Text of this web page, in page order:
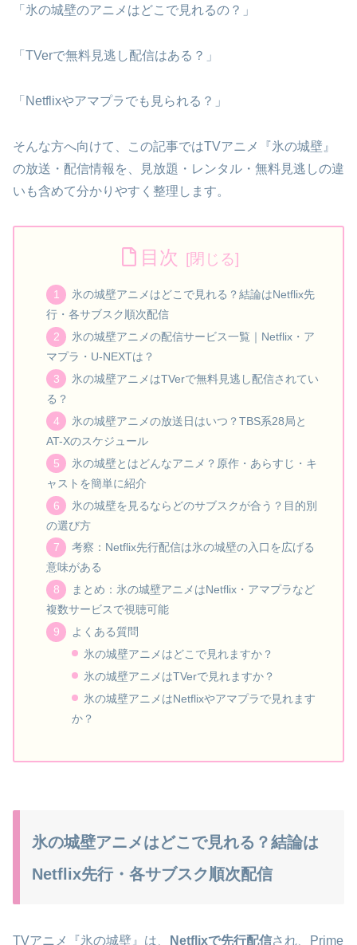
「氷の城壁のアニメはどこで見れるの？」
「TVerで無料見逃し配信はある？」
「Netflixやアマプラでも見られる？」
そんな方へ向けて、この記事ではTVアニメ『氷の城壁』
の放送・配信情報を、見放題・レンタル・無料見逃しの違
いも含めて分かりやすく整理します。
目次
氷の城壁アニメはどこで見れる？結論はNetflix先
行・各サブスク順次配信
氷の城壁アニメの配信サービス一覧｜Netflix・ア
マプラ・U-NEXTは？
氷の城壁アニメはTVerで無料見逃し配信されてい
る？
氷の城壁アニメの放送日はいつ？TBS系28局と
AT-Xのスケジュール
氷の城壁とはどんなアニメ？原作・あらすじ・キ
ャストを簡単に紹介
氷の城壁を見るならどのサブスクが合う？目的別
の選び方
考察：Netflix先行配信は氷の城壁の入口を広げる
意味がある
まとめ：氷の城壁アニメはNetflix・アマプラなど
複数サービスで視聴可能
よくある質問
氷の城壁アニメはどこで見れますか？
氷の城壁アニメはTVerで見れますか？
氷の城壁アニメはNetflixやアマプラで見れます
か？
氷の城壁アニメはどこで見れる？結論は
Netflix先行・各サブスク順次配信
TVアニメ『氷の城壁』は、 Netflixで先行配信され、Prime